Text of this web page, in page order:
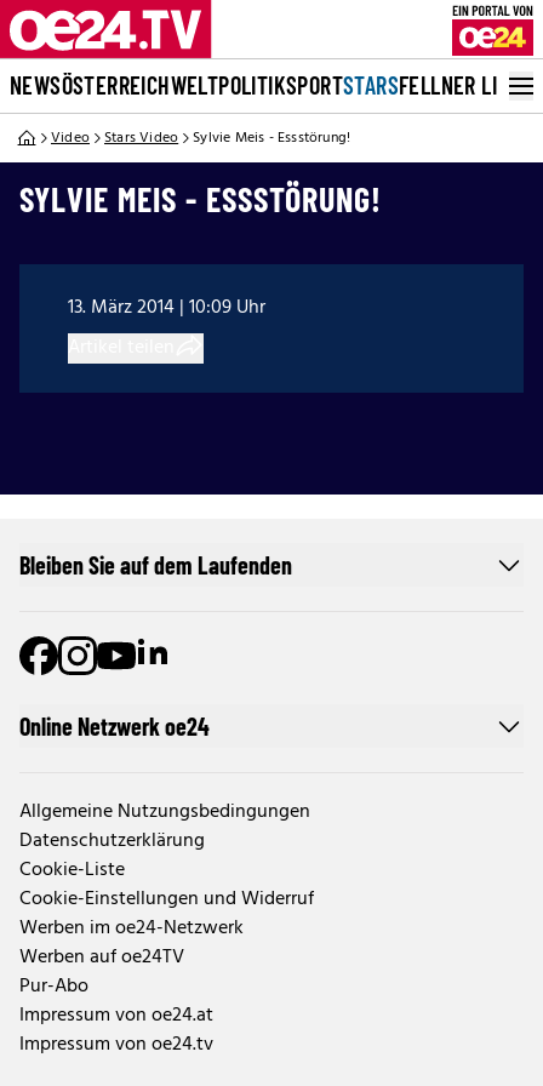
NEWSÖSTERREICHWELTPOLITIKSPORTSTARSFELLNER LIVE
Video Stars Video Sylvie Meis - Essstörung!
SYLVIE MEIS - ESSSTÖRUNG!
13. März 2014 | 10:09 Uhr
Online Netzwerk oe24
Allgemeine Nutzungsbedingungen
Datenschutzerklärung
Cookie-Liste
Cookie-Einstellungen und Widerruf
Werben im oe24-Netzwerk
Werben auf oe24TV
Pur-Abo
Impressum von oe24.at
Impressum von oe24.tv
Bleiben Sie auf dem Laufenden